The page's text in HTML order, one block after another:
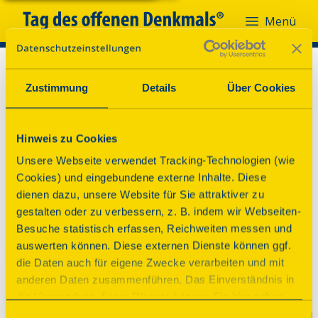
Zustimmung Details Über Cookies
Hinweis zu Cookies
Unsere Webseite verwendet Tracking-Technologien (wie
Cookies) und eingebundene externe Inhalte. Diese
dienen dazu, unsere Website für Sie attraktiver zu
gestalten oder zu verbessern, z. B. indem wir Webseiten-
Besuche statistisch erfassen, Reichweiten messen und
auswerten können. Diese externen Dienste können ggf.
die Daten auch für eigene Zwecke verarbeiten und mit
anderen Daten zusammenführen. Das Einverständnis in
die Verwendung dieser Dienste können Sie hier geben.
Menü